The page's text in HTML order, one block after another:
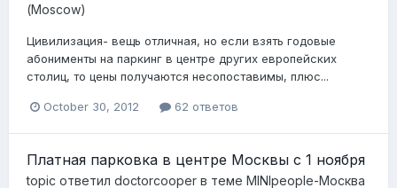
(Moscow)
Цивилизация- вещь отличная, но если взять годовые
абонименты на паркинг в центре других европейских
столиц, то цены получаются несопоставимы, плюс...
October 30, 2012 62 ответов
Платная парковка в центре Москвы с 1 ноября
topic ответил doctorcooper в теме MINIpeople-Москва